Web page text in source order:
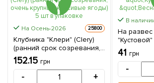
На Осень-2026 25800
Клубника "Клери" (Clery)
(ранний срок созревания,
очень крупные красивые
ягоды) 5 шт в упаковке
152.15 грн
- +
В
На развес
цена за 2г
41 грн
-